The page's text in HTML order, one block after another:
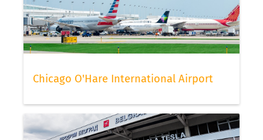
Chicago O'Hare International Airport